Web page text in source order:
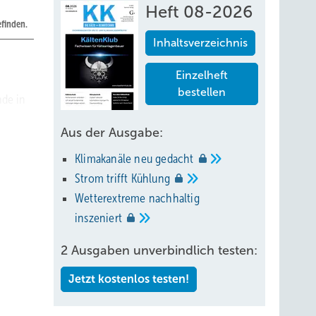
die
Die
Heft 08-2026
Inhaltsverzeichnis
Einzelheft
bestellen
Aus der Ausgabe:
Klimakanäle neugedacht
Strom trifft Kühlung
Wetterextreme nachhaltig
inszeniert
2 Ausgaben unverbindlich testen:
Jetzt kostenlos testen!